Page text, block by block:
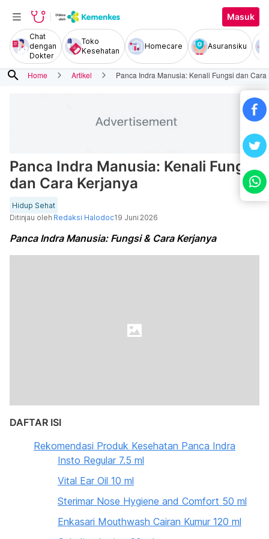
Masuk
Chat
dengan
Dokter
Toko
Kesehatan
Homecare Asuransiku
search Home Artikel Panca Indra Manusia: Kenali Fungsi dan
Panca Indra Manusia: Kenali Fungsi
dan Cara Kerjanya
Hidup Sehat
Ditinjau oleh Redaksi Halodoc19 Juni 2026
Panca Indra Manusia: Fungsi & Cara Kerjanya
DAFTAR ISI
Rekomendasi Produk Kesehatan Panca Indra
Insto Regular 7.5 ml
Vital Ear Oil 10 ml
Sterimar Nose Hygiene and Comfort 50 ml
Enkasari Mouthwash Cairan Kumur 120 ml